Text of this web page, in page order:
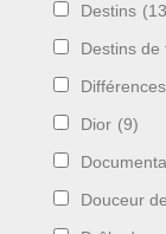
Destins
Destins de
Dior (9)
Douceur